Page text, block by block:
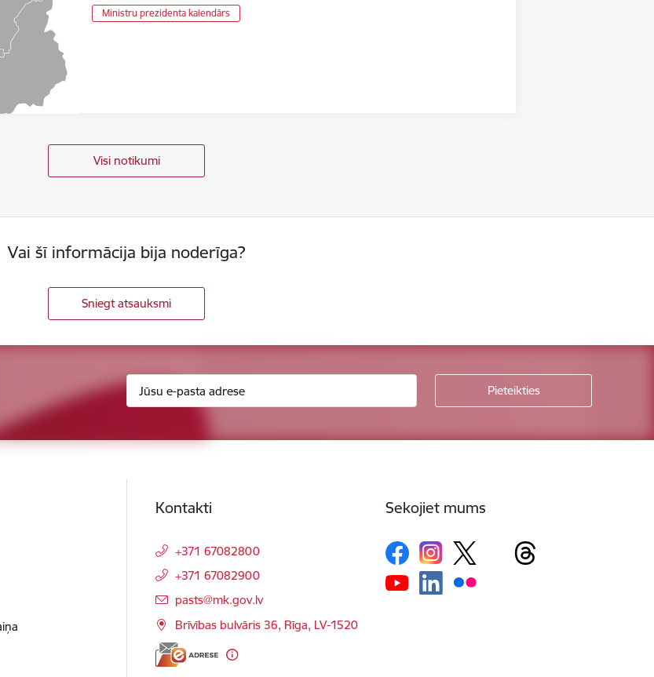
Ministru prezidenta kalendārs
Visi notikumi
Vai šī informācija bija noderīga?
Sniegt atsauksmi
Kontakti
+371 67082800
+371 67082900
E-pasts:
pasts@mk.gov.lv
Brīvības bulvāris 36, Rīga, LV-1520
Sekojiet mums